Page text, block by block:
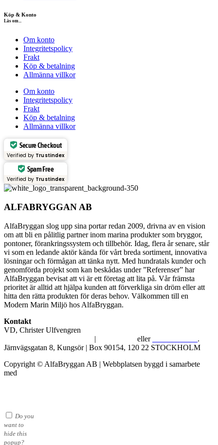
Köp & Konto
Läs om...
Om konto
Integritetspolicy
Frakt
Köp & betalning
Allmänna villkor
Om konto
Integritetspolicy
Frakt
Köp & betalning
Allmänna villkor
Secure Checkout
Verified by Trustindex
Spam Free
Verified by Trustindex
ALFABRYGGAN AB
AlfaBryggan slog upp sina portar redan 2009, drivna av en vision
om att bli en pålitlig partner inom marina produkter som bryggor,
pontoner, förankringssystem och tillbehör. Idag, flera år senare, står
vi som en ledande aktör kända för vårt breda sortiment, innovativa
lösningar och förmågan att tänka nytt. Med hundratals kunder och
genomförda projekt som kan beskådas under ”Referenser” har
AlfaBryggan bevisat att vi är ett företag att lita på. Vår främsta
prioritet är alltid att hjälpa kunden att förverkliga sin dröm eller att
hitta den rätta produkten för deras behov. Välkommen till en
Modern Marin Miljö hos AlfaBryggan.
Kontakt
VD, Christer Ulfvengren
| eller
.
Järnvägsgatan 8, Kungsör | Box 90154, 120 22 STOCKHOLM
Copyright © AlfaBryggan AB | Webbplatsen byggd i samarbete
med
Do you
want to
hide this
popup?